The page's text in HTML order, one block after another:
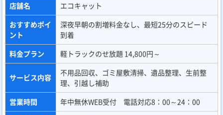
店舗名
エコキャット
おすすめポイ
ント
深夜早朝の割増料金なし、最短25分のスピード
到着
料金プラン
軽トラックのせ放題 14,800円～
サービス内容
不用品回収、ゴミ屋敷清掃、遺品整理、生前整
理、引越し補助
営業時間
年中無休WEB受付 電話対応8：00～24：00